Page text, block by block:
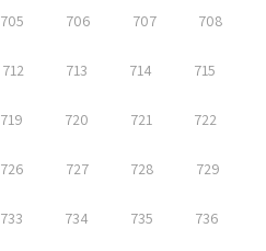
705 706 707 708
712 713 714 715
719 720 721 722
726 727 728 729
733 734 735 736